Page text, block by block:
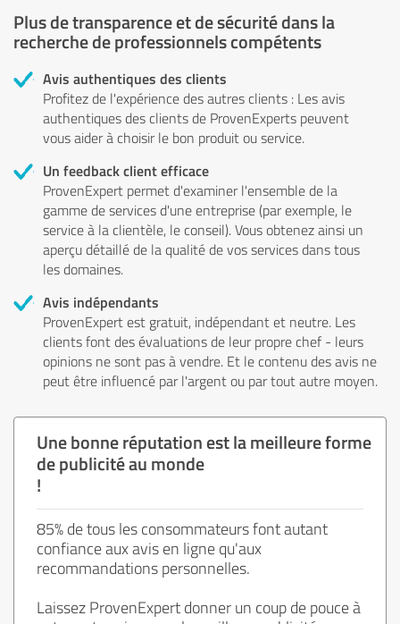
Plus de transparence et de sécurité dans la
recherche de professionnels compétents
Avis authentiques des clients
Profitez de l'expérience des autres clients : Les avis
authentiques des clients de ProvenExperts peuvent
vous aider à choisir le bon produit ou service.
Un feedback client efficace
ProvenExpert permet d'examiner l'ensemble de la
gamme de services d'une entreprise (par exemple, le
service à la clientèle, le conseil). Vous obtenez ainsi un
aperçu détaillé de la qualité de vos services dans tous
les domaines.
Avis indépendants
ProvenExpert est gratuit, indépendant et neutre. Les
clients font des évaluations de leur propre chef - leurs
opinions ne sont pas à vendre. Et le contenu des avis ne
peut être influencé par l'argent ou par tout autre moyen.
Une bonne réputation est la meilleure forme
de publicité au monde
!
85% de tous les consommateurs font autant
confiance aux avis en ligne qu'aux
recommandations personnelles.
Laissez ProvenExpert donner un coup de pouce à